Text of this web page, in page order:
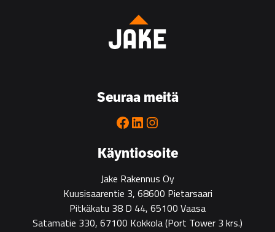
Käyntiosoite
Jake Rakennus Oy
Kuusisaarentie 3, 68600 Pietarsaari
Pitkäkatu 38 D 44, 65100 Vaasa
Satamatie 330, 67100 Kokkola(Port Tower 3 krs.)
Seuraa meitä
Facebook
LinkedIn
Instagram